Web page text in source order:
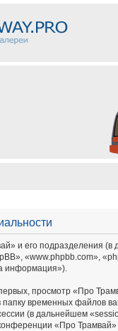
и его подразделения
«www.phpbb.com»,
информация»).
просмотр «Про
временных файлов
(в дальнейшем
«Про